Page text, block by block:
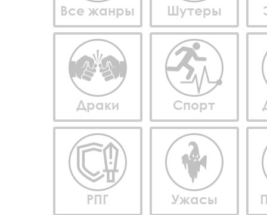
Все жанры Шутеры
Драки Спорт
РПГ Ужасы